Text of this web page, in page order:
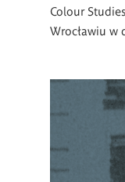
Colour
Wrocławiu w